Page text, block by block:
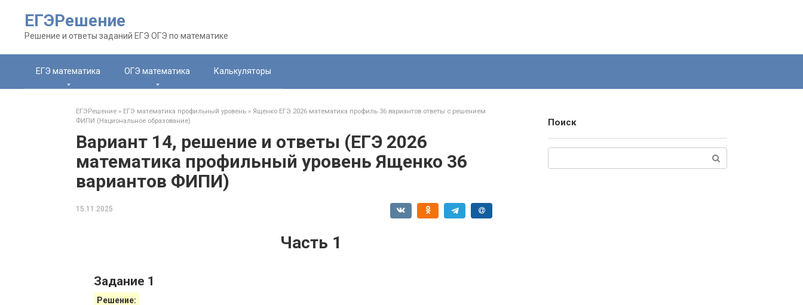
контенту
ЕГЭРешение
Решение и ответы заданий ЕГЭ ОГЭ по математике
ЕГЭ математика ОГЭ математика Калькуляторы
ЕГЭРешение » ЕГЭ математика профильный уровень » Ященко ЕГЭ 2026 математика профиль 36 вариантов ответы с решением
ФИПИ (Национальное образование)
Вариант 14, решение и ответы (ЕГЭ 2026
математика профильный уровень Ященко 36
вариантов ФИПИ)
15.11.2025
Часть 1
Задание 1
Решение:
Поиск